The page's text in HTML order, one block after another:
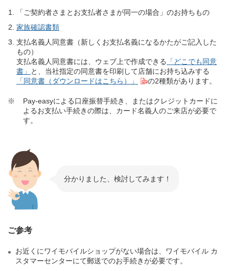
「ご契約者さまとお支払者さまが同一の場合」のお持ちもの
家族確認書類
支払名義人同意書（新しくお支払名義になるかたがご記入した
もの）
支払名義人同意書には、ウェブ上で作成できる
「どこでも同意
書」
と、当社指定の同意書を印刷して店舗にお持ち込みする
「同意書（ダウンロードはこちら）」
の2種類があります。
※
Pay-easyによる口座振替手続き、またはクレジットカードに
よるお支払い手続きの際は、カード名義人のご来店が必要で
す。
分かりました、検討してみます！
ご参考
お近くにワイモバイルショップがない場合は、ワイモバイル カ
スタマーセンターにて郵送でのお手続きが必要です。